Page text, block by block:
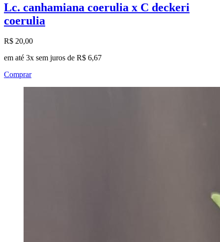
Lc. canhamiana coerulia x C deckeri
coerulia
R$ 20,00
em até 3x sem juros de R$ 6,67
Comprar